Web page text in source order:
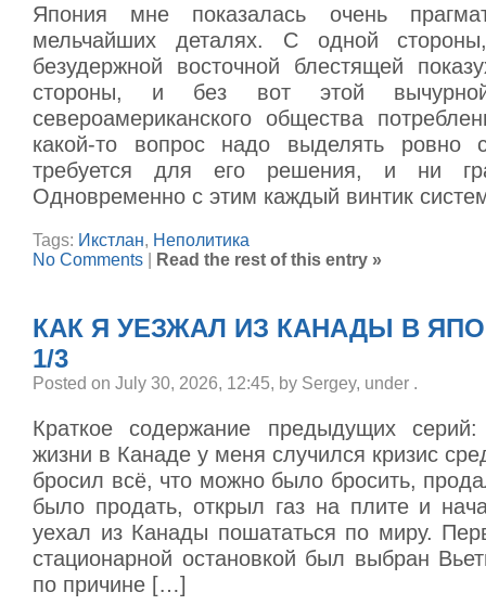
Япония мне показалась очень
мельчайших деталях. С одной
безудержной восточной блестящей
стороны, и без вот этой вычурной
североамериканского общества
какой-то вопрос надо выделять ровно
требуется для его решения, и ни
Одновременно с этим каждый винтик
Tags: Икстлан, Неполитика
No Comments
Read the rest of this entry »
КАК Я УЕЗЖАЛ ИЗ КАНАДЫ В
1/3
Posted on July 30, 2026, 12:45, by Sergey, under .
Краткое содержание предыдущих
жизни в Канаде у меня случился кризис
бросил всё, что можно было бросить,
было продать, открыл газ на плите и
уехал из Канады пошататься по миру.
стационарной остановкой был выбран
по причине […]